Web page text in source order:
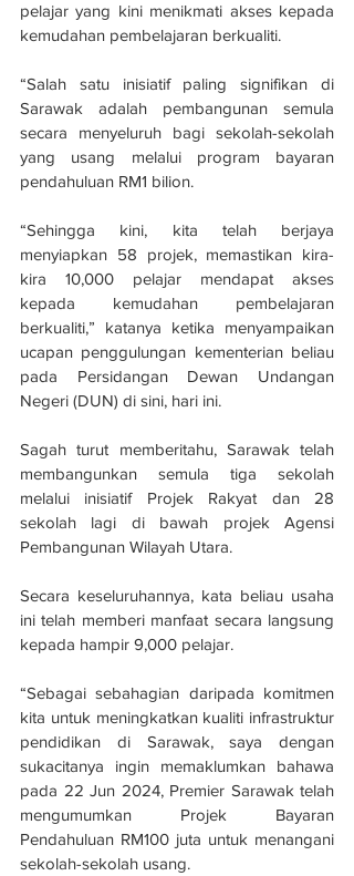
pelajar yang kini menikmati akses kepada
kemudahan pembelajaran berkualiti.
“Salah satu inisiatif paling signifikan di
Sarawak adalah pembangunan semula
secara menyeluruh bagi sekolah-sekolah
yang usang melalui program bayaran
pendahuluan RM1 bilion.
“Sehingga kini, kita telah berjaya
menyiapkan 58 projek, memastikan kira-
kira 10,000 pelajar mendapat akses
kepada kemudahan pembelajaran
berkualiti,” katanya ketika menyampaikan
ucapan penggulungan kementerian beliau
pada Persidangan Dewan Undangan
Negeri (DUN) di sini, hari ini.
Sagah turut memberitahu, Sarawak telah
membangunkan semula tiga sekolah
melalui inisiatif Projek Rakyat dan 28
sekolah lagi di bawah projek Agensi
Pembangunan Wilayah Utara.
Secara keseluruhannya, kata beliau usaha
ini telah memberi manfaat secara langsung
kepada hampir 9,000 pelajar.
“Sebagai sebahagian daripada komitmen
kita untuk meningkatkan kualiti infrastruktur
pendidikan di Sarawak, saya dengan
sukacitanya ingin memaklumkan bahawa
pada 22 Jun 2024, Premier Sarawak telah
mengumumkan Projek Bayaran
Pendahuluan RM100 juta untuk menangani
sekolah-sekolah usang.